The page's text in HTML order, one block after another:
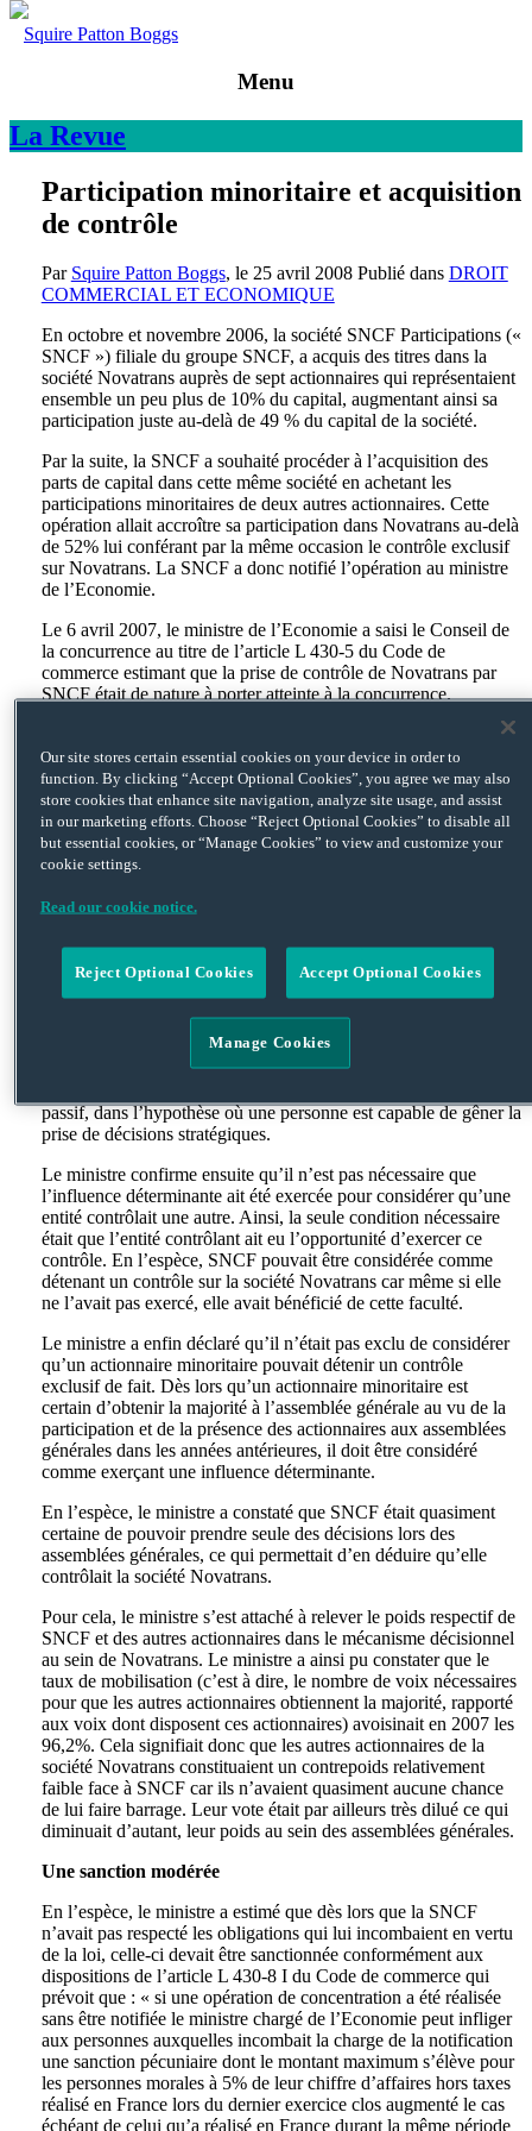
Squire Patton Boggs
Menu
La Revue
Participation minoritaire et acquisition
de contrôle
Par Squire Patton Boggs, le 25 avril 2008Publié dans DROIT
COMMERCIAL ET ECONOMIQUE
En octobre et novembre 2006, la société SNCF Participations («
SNCF ») filiale du groupe SNCF, a acquis des titres dans la
société Novatrans auprès de sept actionnaires qui représentaient
ensemble un peu plus de 10% du capital, augmentant ainsi sa
participation juste au-delà de 49 % du capital de la société.
Par la suite, la SNCF a souhaité procéder à l’acquisition des
parts de capital dans cette même société en achetant les
participations minoritaires de deux autres actionnaires. Cette
opération allait accroître sa participation dans Novatrans au-delà
de 52% lui conférant par la même occasion le contrôle exclusif
sur Novatrans. La SNCF a donc notifié l’opération au ministre
de l’Economie.
Le 6 avril 2007, le ministre de l’Economie a saisi le Conseil de
la concurrence au titre de l’article L 430-5 du Code de
commerce estimant que la prise de contrôle de Novatrans par
SNCF était de nature à porter atteinte à la concurrence.
Le 15 juin 2007, avant même que le Conseil de la concurrence
ne se soit prononcé sur l’opération notifiée, la SNCF annonçait
à la DGCCRF qu’elle décidait de retirer sa seconde opération
d’acquisition de titres de la société Novatrans.
Néanmoins, le ministre a décidé que ce retrait n’avait pas mis
fin à l’infraction car la première opération d’acquisition de titres
contrôle exclusif.
Comme à son habitude, le ministre a procédé à une
interprétation in concreto de la situation et a pris en compte tous
Il rappelle que le contrôle peut être actif, c’est le cas quand une
passif, dans l’hypothèse où une personne est capable de gêner la
prise de décisions stratégiques.
Le ministre confirme ensuite qu’il n’est pas nécessaire que
l’influence déterminante ait été exercée pour considérer qu’une
entité contrôlait une autre. Ainsi, la seule condition nécessaire
était que l’entité contrôlant ait eu l’opportunité d’exercer ce
contrôle. En l’espèce, SNCF pouvait être considérée comme
détenant un contrôle sur la société Novatrans car même si elle
ne l’avait pas exercé, elle avait bénéficié de cette faculté.
Le ministre a enfin déclaré qu’il n’était pas exclu de considérer
qu’un actionnaire minoritaire pouvait détenir un contrôle
exclusif de fait. Dès lors qu’un actionnaire minoritaire est
certain d’obtenir la majorité à l’assemblée générale au vu de la
participation et de la présence des actionnaires aux assemblées
générales dans les années antérieures, il doit être considéré
comme exerçant une influence déterminante.
En l’espèce, le ministre a constaté que SNCF était quasiment
certaine de pouvoir prendre seule des décisions lors des
assemblées générales, ce qui permettait d’en déduire qu’elle
contrôlait la société Novatrans.
Pour cela, le ministre s’est attaché à relever le poids respectif de
SNCF et des autres actionnaires dans le mécanisme décisionnel
au sein de Novatrans. Le ministre a ainsi pu constater que le
taux de mobilisation (c’est à dire, le nombre de voix nécessaires
pour que les autres actionnaires obtiennent la majorité, rapporté
aux voix dont disposent ces actionnaires) avoisinait en 2007 les
96,2%. Cela signifiait donc que les autres actionnaires de la
société Novatrans constituaient un contrepoids relativement
faible face à SNCF car ils n’avaient quasiment aucune chance
de lui faire barrage. Leur vote était par ailleurs très dilué ce qui
diminuait d’autant, leur poids au sein des assemblées générales.
Une sanction modérée
En l’espèce, le ministre a estimé que dès lors que la SNCF
n’avait pas respecté les obligations qui lui incombaient en vertu
de la loi, celle-ci devait être sanctionnée conformément aux
dispositions de l’article L 430-8 I du Code de commerce qui
prévoit que : « si une opération de concentration a été réalisée
sans être notifiée le ministre chargé de l’Economie peut infliger
aux personnes auxquelles incombait la charge de la notification
une sanction pécuniaire dont le montant maximum s’élève pour
les personnes morales à 5% de leur chiffre d’affaires hors taxes
réalisé en France lors du dernier exercice clos augmenté le cas
échéant de celui qu’a réalisé en France durant la même période
Our site stores certain essential cookies on your device in order to
function. By clicking “Accept Optional Cookies”, you agree we may also
store cookies that enhance site navigation, analyze site usage, and assist
in our marketing efforts. Choose “Reject Optional Cookies” to disable all
but essential cookies, or “Manage Cookies” to view and customize your
cookie settings.
Read our cookie notice.
Reject Optional Cookies Accept Optional Cookies
Manage Cookies